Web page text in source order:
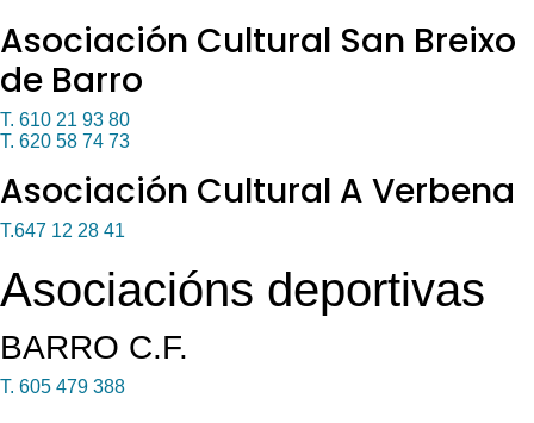
Asociación Cultural San Breixo
de Barro
T. 610 21 93 80
T. 620 58 74 73
Asociación Cultural A Verbena
T.647 12 28 41
Asociacións deportivas
BARRO C.F.
T. 605 479 388